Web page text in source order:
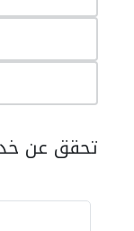
تحقق عن